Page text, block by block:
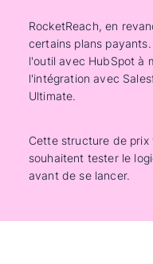
RocketReach, en
certains plans
l'outil avec HubSpot à
l'intégration avec
Ultimate.
Cette structure de prix
souhaitent tester le
avant de se lancer.